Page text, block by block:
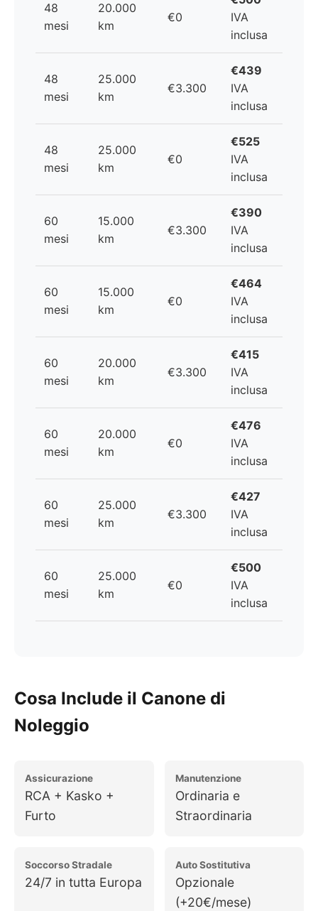
48
mesi
20.000
km
€0
IVA
inclusa
48
mesi
25.000
km
€3.300
€439
IVA
inclusa
48
mesi
25.000
km
€0
€525
IVA
inclusa
60
mesi
15.000
km
€3.300
€390
IVA
inclusa
60
mesi
15.000
km
€0
€464
IVA
inclusa
60
mesi
20.000
km
€3.300
€415
IVA
inclusa
60
mesi
20.000
km
€0
€476
IVA
inclusa
60
mesi
25.000
km
€3.300
€427
IVA
inclusa
60
mesi
25.000
km
€0
€500
IVA
inclusa
Cosa Include il Canone di
Noleggio
Assicurazione
RCA + Kasko +
Furto
Manutenzione
Ordinaria e
Straordinaria
Soccorso Stradale
24/7 in tutta Europa
Auto Sostitutiva
Opzionale
(+20€/mese)